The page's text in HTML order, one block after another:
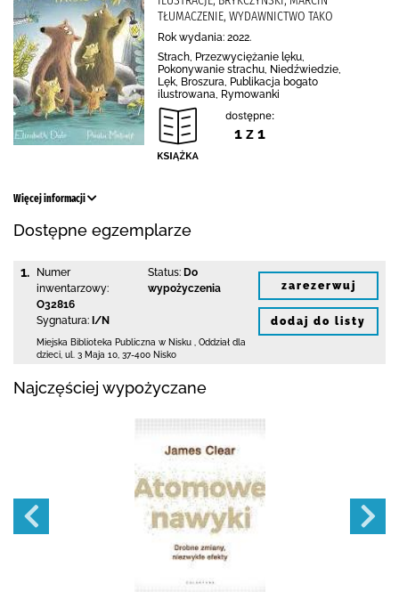
TŁUMACZENIE, WYDAWNICTWO TAKO
Rok wydania: 2022.
Strach, Przezwyciężanie lęku,
Pokonywanie strachu, Niedźwiedzie,
Lęk, Broszura, Publikacja bogato
ilustrowana, Rymowanki
dostępne:
1 z 1
Więcej informacji
Dostępne egzemplarze
1.
Numer
inwentarzowy:
O32816
Sygnatura: I/N
Status: Do
wypożyczenia
Miejska Biblioteka Publiczna w Nisku
Oddział dla
dzieci, ul. 3 Maja 10 37-400 Nisko
zarezerwuj
dodaj do listy
Najczęściej wypożyczane